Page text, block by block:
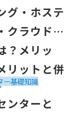
違いとは？メ
グ・ホステ
クラウドの
？メリッ
リットと併
ー基礎知識
や主な設備を
ンターと